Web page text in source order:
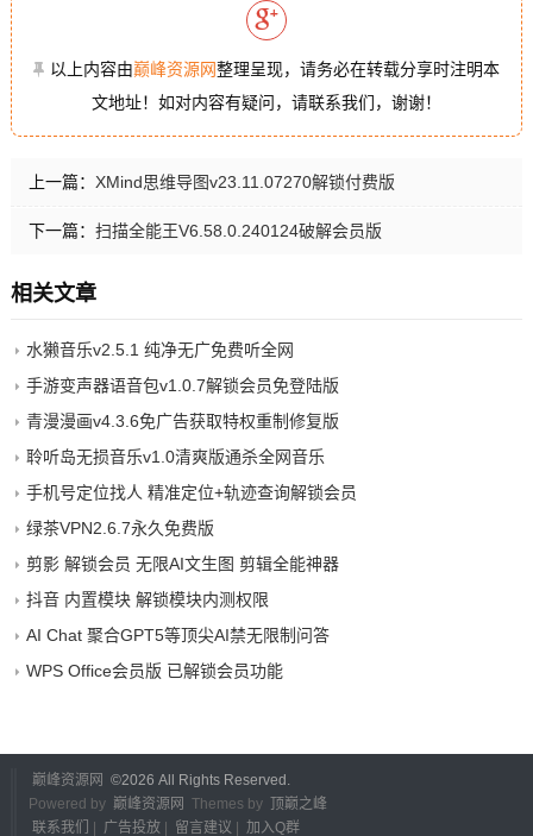
以上内容由巅峰资源网整理呈现，请务必在转载分享时注明本
文地址！如对内容有疑问，请联系我们，谢谢！
上一篇： XMind思维导图v23.11.07270解锁付费版
下一篇： 扫描全能王V6.58.0.240124破解会员版
相关文章
水獭音乐v2.5.1 纯净无广免费听全网
手游变声器语音包v1.0.7解锁会员免登陆版
青漫漫画v4.3.6免广告获取特权重制修复版
聆听岛无损音乐v1.0清爽版通杀全网音乐
手机号定位找人 精准定位+轨迹查询解锁会员
绿茶VPN2.6.7永久免费版
剪影 解锁会员 无限AI文生图 剪辑全能神器
抖音 内置模块 解锁模块内测权限
AI Chat 聚合GPT5等顶尖AI禁无限制问答
WPS Office会员版 已解锁会员功能
巅峰资源网 ©2026 All Rights Reserved.
Powered by 巅峰资源网 Themes by
顶巅之峰
联系我们
广告投放 留言建议 加入Q群